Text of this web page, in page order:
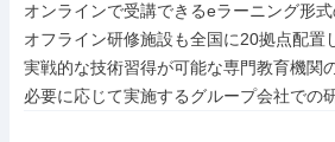
オンラインで受講できるeラーニング形式
オフライン研修施設も全国に20拠点配置
実戦的な技術習得が可能な専門教育機関
必要に応じて実施するグループ会社での